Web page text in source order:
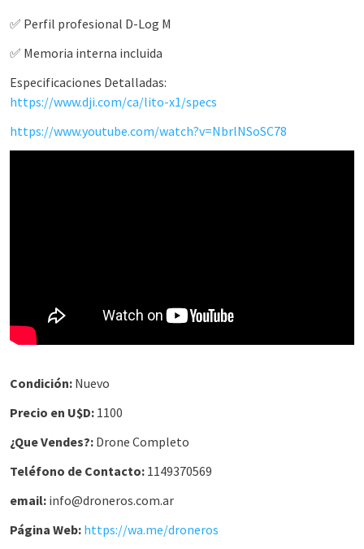
✅ Perfil profesional D-Log M
✅ Memoria interna incluida
Especificaciones Detalladas:
https://www.dji.com/ca/lito-x1/specs
https://www.youtube.com/watch?v=NbrlNSoSC78
Condición: Nuevo
Precio en U$D: 1100
¿Que Vendes?: Drone Completo
Teléfono de Contacto: 1149370569
email: info@droneros.com.ar
Página Web: https://wa.me/droneros